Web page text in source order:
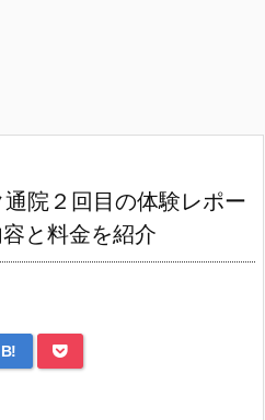
院２回目の体験レポー
と料金を紹介
B!